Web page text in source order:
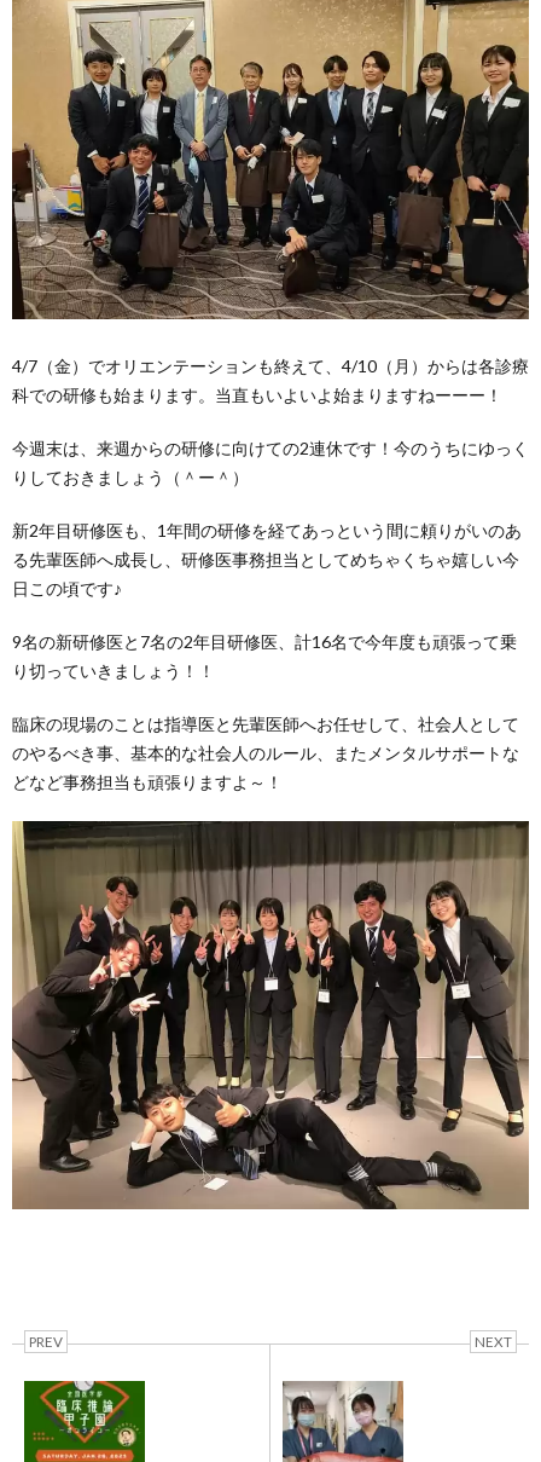
4/7（金）でオリエンテーションも終えて、4/10（月）からは各診療
科での研修も始まります。当直もいよいよ始まりますねーーー！
今週末は、来週からの研修に向けての2連休です！今のうちにゆっく
りしておきましょう（＾ー＾）
新2年目研修医も、1年間の研修を経てあっという間に頼りがいのあ
る先輩医師へ成長し、研修医事務担当としてめちゃくちゃ嬉しい今
日この頃です♪
9名の新研修医と7名の2年目研修医、計16名で今年度も頑張って乗
り切っていきましょう！！
臨床の現場のことは指導医と先輩医師へお任せして、社会人として
のやるべき事、基本的な社会人のルール、またメンタルサポートな
どなど事務担当も頑張りますよ～！
PREV NEXT